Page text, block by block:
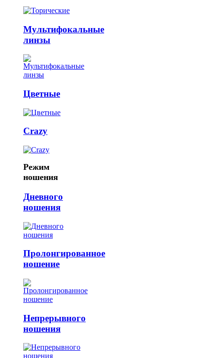
Мультифокальные
линзы
Цветные
Crazy
Режим
ношения
Дневного
ношения
Пролонгированное
ношение
Непрерывного
ношения